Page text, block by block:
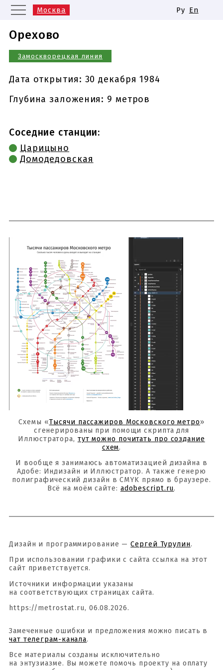
Москва
Казань
Новосибирск
Самара
Одинаковые названия станций
метро
Ру En
Орехово
Замоскворецкая линия
Дата открытия: 30 декабря 1984
Глубина заложения: 9 метров
Соседние станции:
Царицыно
Домодедовская
Схемы «Тысячи пассажиров Московского метро»
сгенерированы при помощи скрипта для
Иллюстратора, тут можно почитать про создание
схем.
И вообще я занимаюсь автоматизацией дизайна в
Адобе: Индизайн и Иллюстратор. А также генерю
полиграфический дизайн в CMYK прямо в браузере.
Всё на моём сайте: adobescript.ru.
Дизайн и программирование —Сергей Турулин.
При использовании графики с сайта ссылка на этот
сайт приветствуется.
Источники информации указаны
на соответствующих страницах сайта.
https://metrostat.ru, 06.08.2026.
Замеченные ошибки и предложения можно писать в
чат телеграм-канала.
Все материалы созданы исключительно
на энтузиазме. Вы можете помочь проекту на оплату